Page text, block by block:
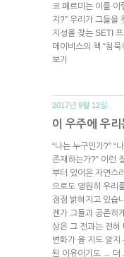
코 페르미는 이를 이
지?” 우리가 그들을
지성을 찾는 SETI
데이비스의 책 “침
보기
2017년 9월 12일.
이 우주에 우
“나는 누구인가?” “
존재하는가?” 이런
부터 있어온 자연스
으로도 영원히 우리
점점 밝혀지고 있습
젠가 그들과 공존하
상은 그 전과는 전혀
변화가 올 지도 알
된 이유이기도 → 더